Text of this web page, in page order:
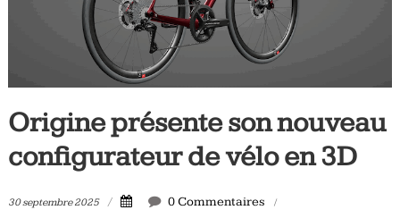
vélo
triathlon
Origine présente son nouveau
configurateur de vélo en 3D
30 septembre 2025 0 Commentaires